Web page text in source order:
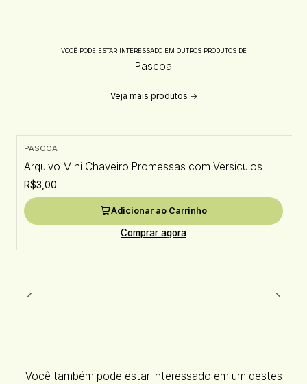
VOCÊ PODE ESTAR INTERESSADO EM OUTROS PRODUTOS DE
Pascoa
Veja mais produtos
PASCOA
Arquivo Mini Chaveiro Promessas com Versículos
R$3,00
Adicionar ao Carrinho
Comprar agora
Você também pode estar interessado em um destes